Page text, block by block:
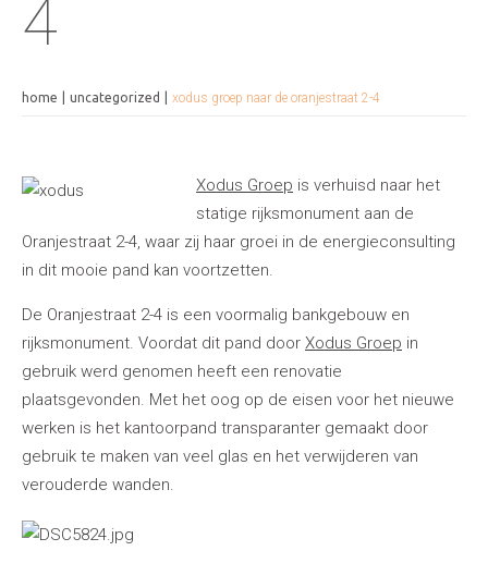
4
home uncategorized xodus groep naar de oranjestraat 2-4
Xodus Groep is verhuisd naar het
statige rijksmonument aan de
Oranjestraat 2-4, waar zij haar groei in de energieconsulting
in dit mooie pand kan voortzetten.
De Oranjestraat 2-4 is een voormalig bankgebouw en
rijksmonument. Voordat dit pand door Xodus Groep in
gebruik werd genomen heeft een renovatie
plaatsgevonden. Met het oog op de eisen voor het nieuwe
werken is het kantoorpand transparanter gemaakt door
gebruik te maken van veel glas en het verwijderen van
verouderde wanden.